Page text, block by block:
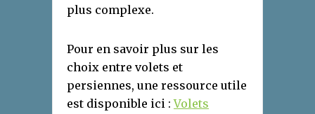
plus complexe.
Pour en savoir plus sur les
choix entre volets et
persiennes, une ressource utile
est disponible ici :Volets